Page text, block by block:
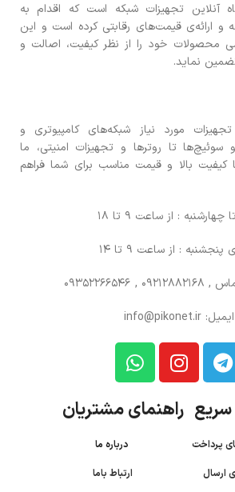
آنلاین تجهیزات شبکه است که اقدام به
و ارائه‌ی قیمت‌های رقابتی کرده است و این
محصولات خود را از نظر کیفیت، اصالت و
نماید.
مورد نیاز شبکه‌های کامپیوتری و
و سوئیچ‌ها تا روترها و تجهیزات امنیتی، ما
کیفیت بالا و قیمت مناسب برای شما فراهم
چهارشنبه : از ساعت 9 تا 18
پنجشنبه : از ساعت 9 تا 14
, 09212882168 , 09352266546
ایمیل: info@pikonet.ir
راهنمای مشتریان
پرداخت درباره ما
ارسال
ارتباط باما